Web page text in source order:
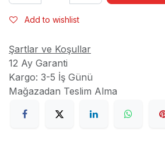
Add to wishlist
Şartlar ve Koşullar
12 Ay Garanti
Kargo: 3-5 İş Günü
Mağazadan Teslim Alma